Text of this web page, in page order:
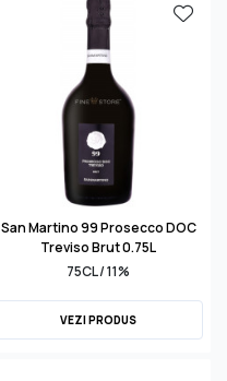
San Martino 99 Prosecco DOC
Treviso Brut 0.75L
75CL / 11%
VEZI PRODUS